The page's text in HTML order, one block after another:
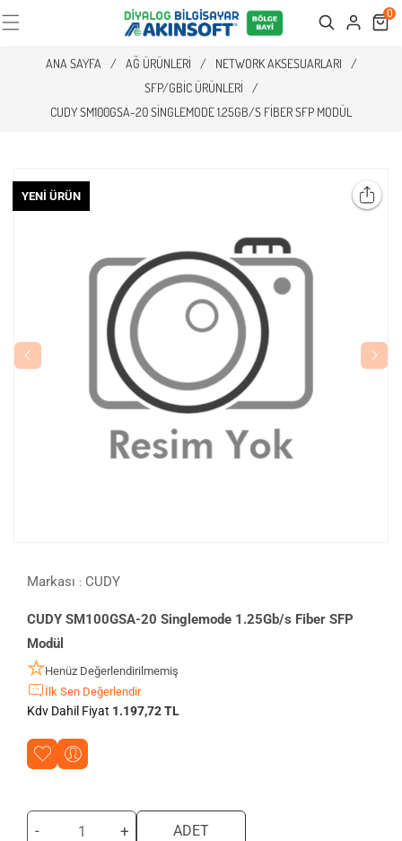
Search Cart
0
ANA SAYFA / AĞ ÜRÜNLERI / NETWORK AKSESUARLARI
/
SFP/GBIC ÜRÜNLERI
/
CUDY SM100GSA-20 SINGLEMODE 1.25GB/S FIBER SFP MODÜL
YENI ÜRÜN
Markası : CUDY
CUDY SM100GSA-20 Singlemode 1.25Gb/s Fiber SFP
Modül
Henüz Değerlendirilmemiş
İlk Sen Değerlendir
Kdv Dahil Fiyat 1.197,72 TL
- + ADET